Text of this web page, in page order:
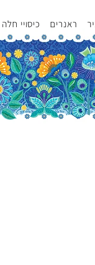
כיסויי חלה ראנרים